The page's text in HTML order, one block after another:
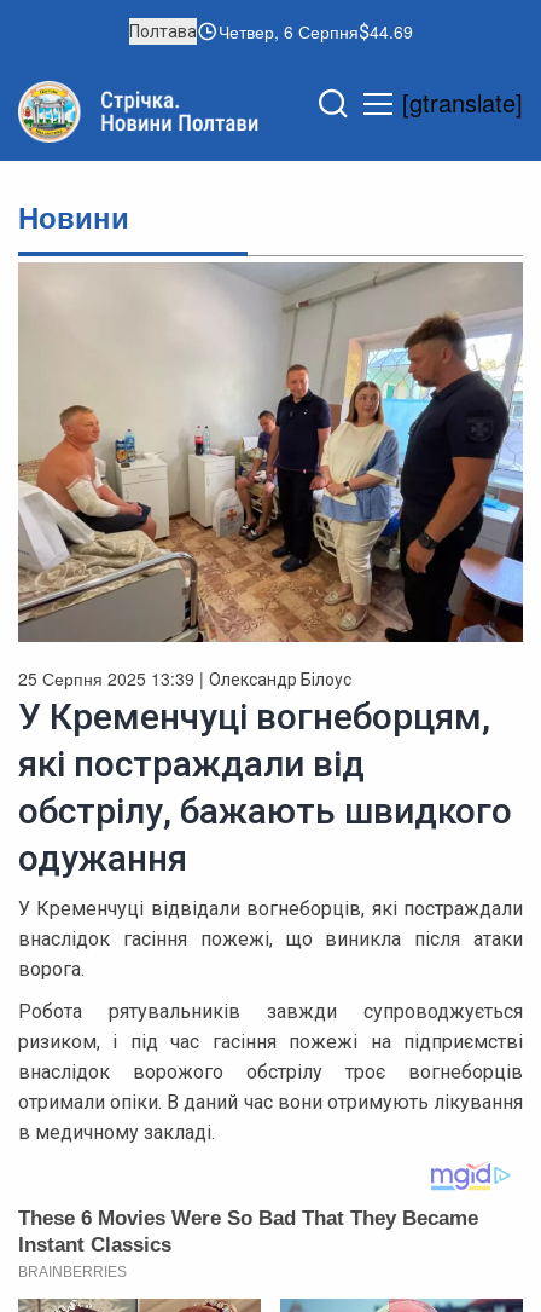
Полтава Четвер, 6 Серпня 44.69
[gtranslate]
Новини
25 Серпня 2025 13:39 | Олександр Білоус
У Кременчуці вогнеборцям,
які постраждали від
обстрілу, бажають швидкого
одужання
У Кременчуці відвідали вогнеборців, які постраждали
внаслідок гасіння пожежі, що виникла після атаки
ворога.
Робота рятувальників завжди супроводжується
ризиком, і під час гасіння пожежі на підприємстві
внаслідок ворожого обстрілу троє вогнеборців
отримали опіки. В даний час вони отримують лікування
в медичному закладі.